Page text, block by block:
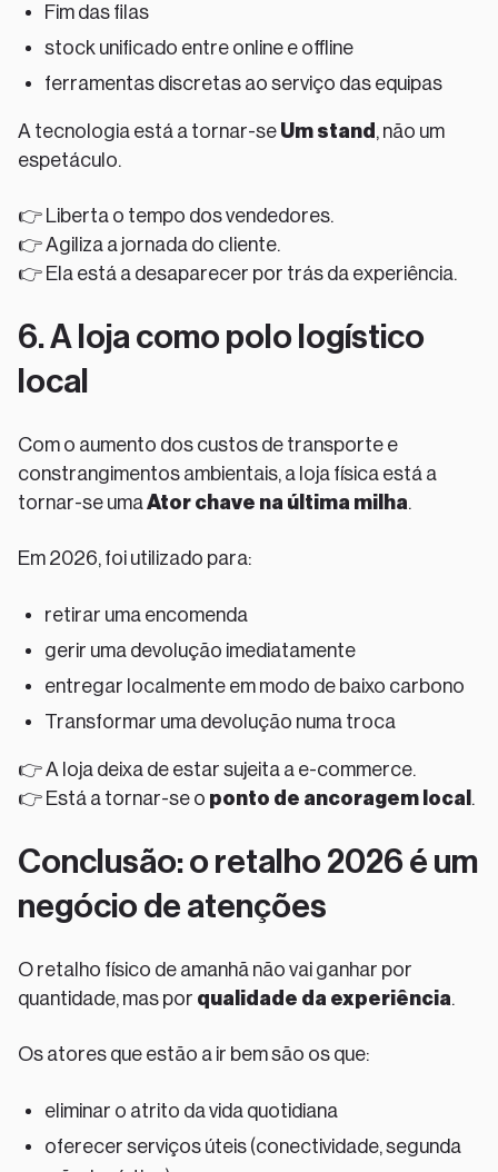
Fim das filas
stock unificado entre online e offline
ferramentas discretas ao serviço das equipas
A tecnologia está a tornar-se Um stand , não um
espetáculo.
👉 Liberta o tempo dos vendedores.
👉 Agiliza a jornada do cliente.
👉 Ela está a desaparecer por trás da experiência.
6. A loja como polo logístico
local
Com o aumento dos custos de transporte e
constrangimentos ambientais, a loja física está a
tornar-se umaAtor chave na última milha.
Em 2026, foi utilizado para:
retirar uma encomenda
gerir uma devolução imediatamente
entregar localmente em modo de baixo carbono
Transformar uma devolução numa troca
👉 A loja deixa de estar sujeita a e-commerce.
👉 Está a tornar-se o ponto de ancoragem local .
Conclusão: o retalho 2026 é um
negócio de atenções
O retalho físico de amanhã não vai ganhar por
quantidade, mas por qualidade da experiência.
Os atores que estão a ir bem são os que:
eliminar o atrito da vida quotidiana
oferecer serviços úteis (conectividade, segunda